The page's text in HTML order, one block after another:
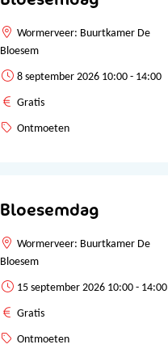
Wormerveer: Buurtkamer De
Bloesem
8 september 2026 10:00 - 14:00
Gratis
Ontmoeten
Bloesemdag
Wormerveer: Buurtkamer De
Bloesem
15 september 2026 10:00 - 14:00
Gratis
Ontmoeten